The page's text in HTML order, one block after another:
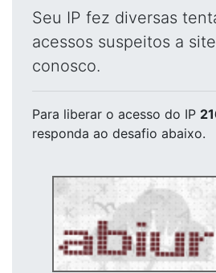
Seu IP fez diversas
acessos suspeitos a
conosco.
Para liberar o acesso do IP
responda ao desafio abaixo.